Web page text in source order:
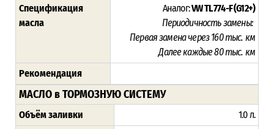
Спецификация
масла
Аналог:VW TL 774-F (G12+)
Периодичность замены:
Первая замена через 160 тыс. км
Далее каждые 80 тыс. км
Рекомендация
МАСЛО в ТОРМОЗНУЮ СИСТЕМУ
Объём заливки 1.0 л.